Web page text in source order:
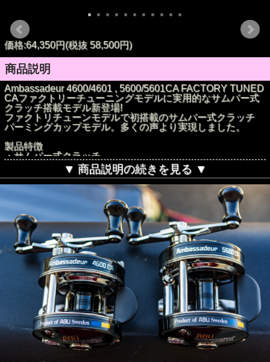
価格:64,350円(税抜 58,500円)
商品説明
Ambassadeur 4600/4601 , 5600/5601CA FACTORY TUNED
CAファクトリーチューニングモデルに実用的なサムバー式
クラッチ搭載モデル新登場!
ファクトリチューンモデルで初搭載のサムバー式クラッチ
パーミングカップモデル。多くの声より実現しました。
製品特徴
・サムバー式クラッチ
・ギヤ比 5.3:1
・高強度ブラスギヤ
・ベークライト2点式遠心力ブレーキ
・6+1 HPCR ベアリングス
・2ハイブリッドセラミックBB
・ポリッシュノブ
・リベッテッドスタンド
・ボールベアリング入りアイドルギヤ
・マイナスタイプビス付属
●製品名: Amb 4600/4601CA Factory-tuned Black
●自重(g): 345
●ギア比: 5.3:1
●最大ライン巻取(cm): 65cm
●最大ドラグ力(Kg): 8
●ラインキャパシティ/4号: 125m
●ラインキャパシティ/5号: 85m
●ボール/ローラーベアリング: 6/1
■メーカー希望小売価格(本体価格税抜き): ￥58,500
▼ 商品説明の続きを見る ▼